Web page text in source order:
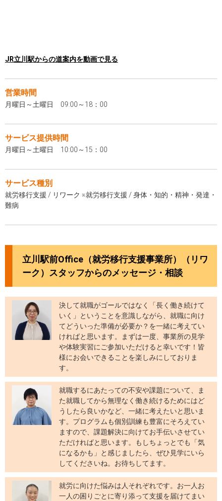
JR立川駅からの道案内を動画で見る
営業時間
月曜日～土曜日 09:00～18：00
サービス提供時間
月曜日～土曜日 10:00～15：00
サービス種別
就労移行支援 / リワーク ※就労移行支援 / 身体・知的・精神・発達・
難病
立川駅前Office（就労移行支援事業所）（リワ
ーク）スタッフからのメッセージ・相談
決して就職がゴールではなく「長く働き続けて
いく」ということを意識しながら、就職に向け
てどういった準備が必要か？を一緒に考えてい
ければと思います。まずは一度、事業所の見学
や体験実習にご参加いただけると幸いです！皆
様にお会いできることを楽しみにしておりま
す。
就職するにあたっての不安や課題について、ま
た就職してから無理なく働き続けるためにはど
うしたら良いかなど、一緒に考えたいと思いま
す。プログラムも個別訓練も豊富にそろえてい
ますので、課題解決に向けてお手伝いさせてい
ただければと思います。もしちょっとでも「気
になるかも」と感じましたら、ぜひ見学にいら
してくださいね。お待ちしてます。
就労に向けた悩みは人それぞれです。お一人お
一人の困りごとに寄り添って支援を届けてまい